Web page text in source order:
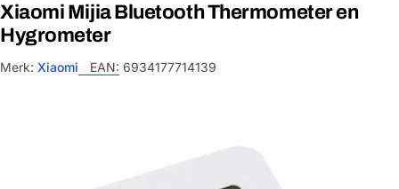
Xiaomi Mijia Bluetooth Thermometer en
Hygrometer
Merk: Xiaomi EAN: 6934177714139